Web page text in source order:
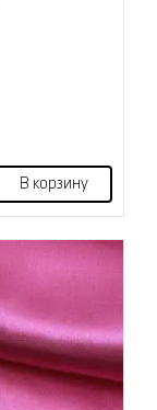
В корзину